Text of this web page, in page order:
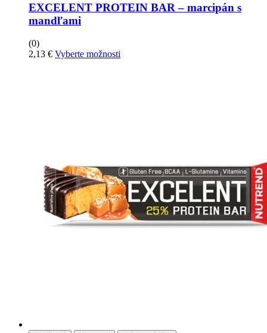
EXCELENT PROTEIN BAR – marcipán s
mandľami
(0)
2,13 € Vyberte možnosti
produktu